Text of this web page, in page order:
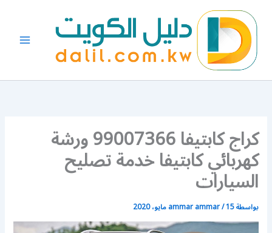
المحتوى
كراج كابتيفا 99007366 ورشة
كهربائي كابتيفا خدمة تصليح
السيارات
بواسطة ammar ammar/15 مايو، 2020